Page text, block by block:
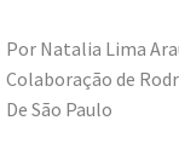
Por Natalia Lima
Colaboração de
De São Paulo